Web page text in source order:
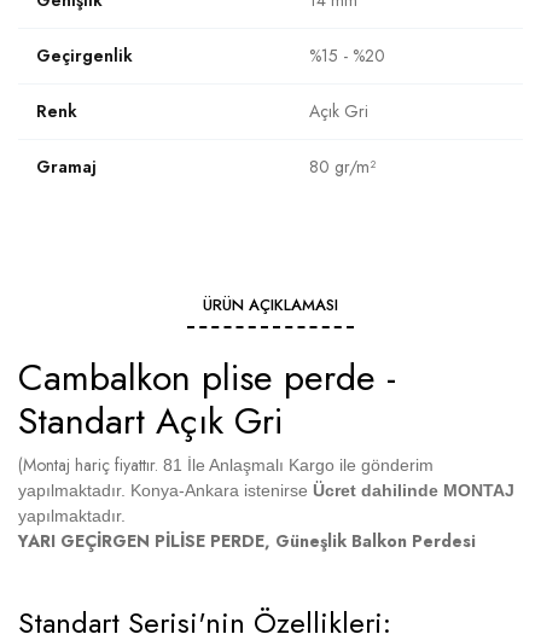
Geçirgenlik %15 - %20
Renk Açık Gri
Gramaj 80 gr/m²
ÜRÜN AÇIKLAMASI
Cambalkon plise perde -
Standart Açık Gri
(Montaj hariç fiyattır. 81 İle Anlaşmalı Kargo ile gönderim
yapılmaktadır. Konya-Ankara istenirse Ücret dahilinde MONTAJ
yapılmaktadır.
YARI GEÇİRGEN PİLİSE PERDE, Güneşlik Balkon Perdesi
Standart Serisi'nin Özellikleri: